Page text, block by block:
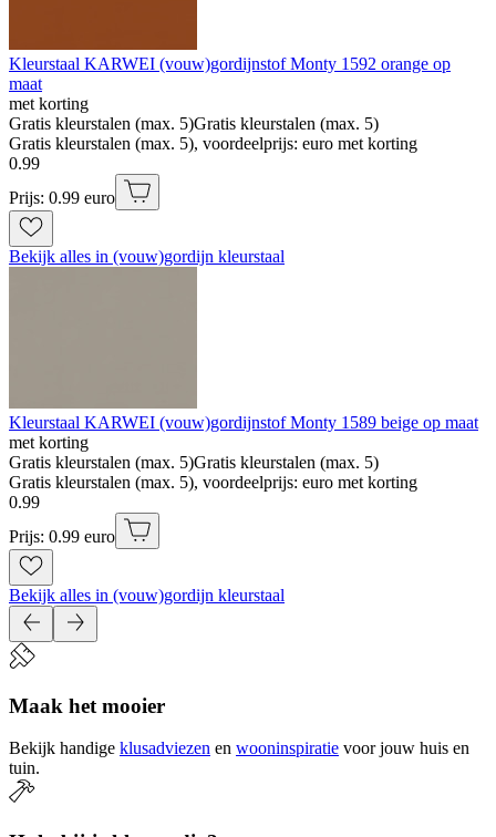
Kleurstaal KARWEI (vouw)gordijnstof Monty 1592 orange op
maat
met korting
Gratis kleurstalen (max. 5)Gratis kleurstalen (max. 5)
Gratis kleurstalen (max. 5), voordeelprijs: euro met korting
0.99
Prijs: 0.99 euro
Bekijk alles in (vouw)gordijn kleurstaal
Kleurstaal KARWEI (vouw)gordijnstof Monty 1589 beige op maat
met korting
Gratis kleurstalen (max. 5)Gratis kleurstalen (max. 5)
Gratis kleurstalen (max. 5), voordeelprijs: euro met korting
0.99
Prijs: 0.99 euro
Bekijk alles in (vouw)gordijn kleurstaal
Maak het mooier
Bekijk handige klusadviezen en wooninspiratie voor jouw huis en
tuin.